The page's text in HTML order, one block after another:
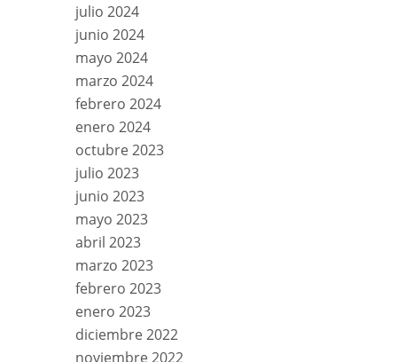
julio 2024
junio 2024
mayo 2024
marzo 2024
febrero 2024
enero 2024
octubre 2023
julio 2023
junio 2023
mayo 2023
abril 2023
marzo 2023
febrero 2023
enero 2023
diciembre 2022
noviembre 2022